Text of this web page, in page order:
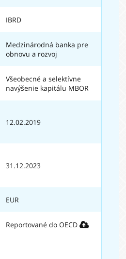
IBRD
Medzinárodná banka pre
obnovu a rozvoj
Všeobecné a selektívne
navýšenie kapitálu MBOR
12.02.2019
31.12.2023
EUR
Reportované do OECD